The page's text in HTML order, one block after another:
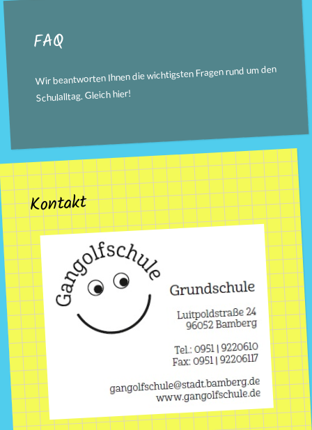
FAQ
Wir beantworten Ihnen die wichtigsten Fragen rund um den
Schulalltag. Gleichhier!
Kontakt